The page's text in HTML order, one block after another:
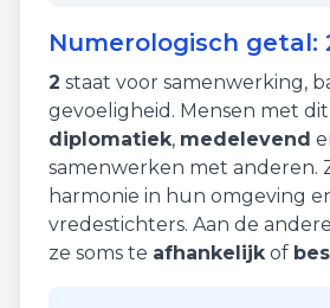
Numerologisch getal:
2 staat voor samenwerking,
gevoeligheid . Mensen met
diplomatiek, medelevend
samenwerken met anderen.
harmonie in hun omgeving
vredestichters. Aan de
ze soms te afhankelijkof